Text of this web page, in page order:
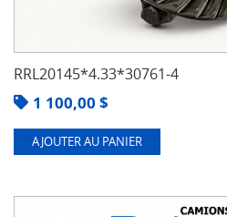
RRL20145*4.33*30761-4
1 100,00 $
AJOUTER AU PANIER